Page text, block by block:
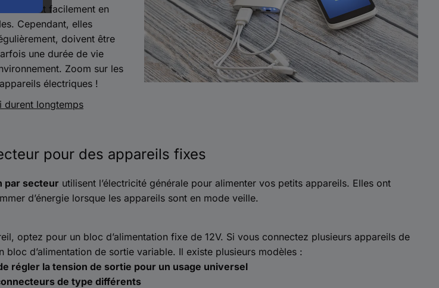
facilement en
Cependant, elles
doivent être
une durée de vie
Zoom sur les
électriques !
durent longtemps
pour des appareils fixes
par secteur utilisent l’électricité générale pour alimenter vos petits appareils. Elles ont
d’énergie lorsque les appareils sont en mode veille.
optez pour un bloc d’alimentation fixe de 12V. Si vous connectez plusieurs appareils de
bloc d’alimentation de sortie variable. Il existe plusieurs modèles :
régler la tension de sortie pour un usage universel
de type différents